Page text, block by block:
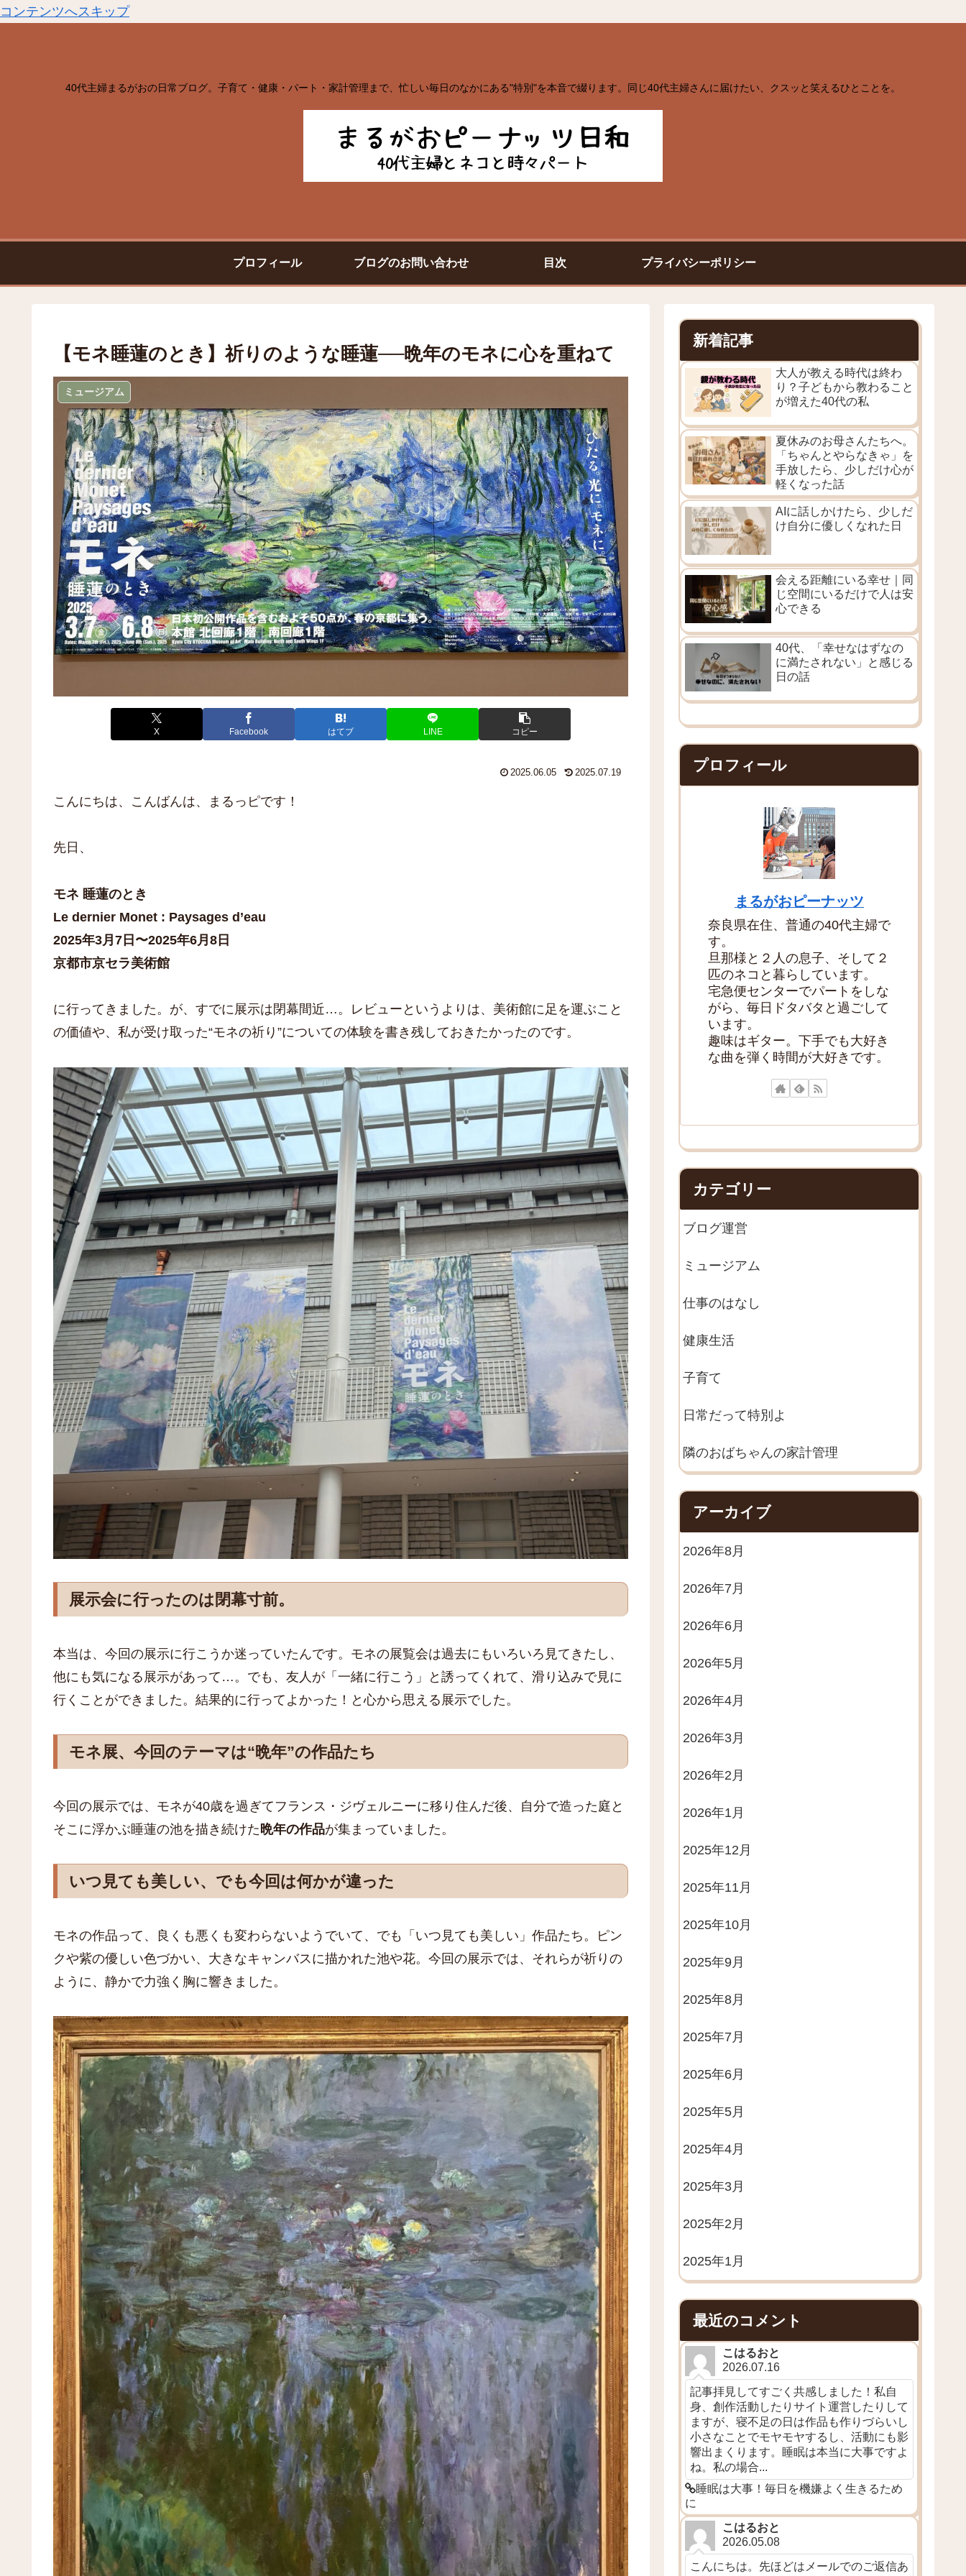
コンテンツへスキップ
40代主婦まるがおの日常ブログ。子育て・健康・パート・家計管理まで、忙しい毎日のなかにある"特別"を本音で綴ります。同じ40代主婦さんに届けたい、クスッと笑えるひとことを。
プロフィール ブログのお問い合わせ 目次 プライバシーポリシー
【モネ睡蓮のとき】祈りのような睡蓮──晩年のモネに心を重ねて
ミュージアム
X Facebook はてブ LINE コピー
2025.06.05 2025.07.19
こんにちは、こんばんは、まるっピです！
先日、
モネ 睡蓮のとき
Le dernier Monet : Paysages d’eau
2025年3月7日〜2025年6月8日
京都市京セラ美術館
に行ってきました。が、すでに展示は閉幕間近…。レビューというよりは、美術館に足を運ぶこと
の価値や、私が受け取った“モネの祈り”についての体験を書き残しておきたかったのです。
展示会に行ったのは閉幕寸前。
本当は、今回の展示に行こうか迷っていたんです。モネの展覧会は過去にもいろいろ見てきたし、
他にも気になる展示があって…。でも、友人が「一緒に行こう」と誘ってくれて、滑り込みで見に
行くことができました。結果的に行ってよかった！と心から思える展示でした。
モネ展、今回のテーマは“晩年”の作品たち
今回の展示では、モネが40歳を過ぎてフランス・ジヴェルニーに移り住んだ後、自分で造った庭と
そこに浮かぶ睡蓮の池を描き続けた 晩年の作品が集まっていました。
いつ見ても美しい、でも今回は何かが違った
モネの作品って、良くも悪くも変わらないようでいて、でも「いつ見ても美しい」作品たち。ピン
クや紫の優しい色づかい、大きなキャンバスに描かれた池や花。今回の展示では、それらが祈りの
ように、静かで力強く胸に響きました。
新着記事
大人が教える時代は終わ
り？子どもから教わること
が増えた40代の私
夏休みのお母さんたちへ。
「ちゃんとやらなきゃ」を
手放したら、少しだけ心が
軽くなった話
AIに話しかけたら、少しだ
け自分に優しくなれた日
会える距離にいる幸せ｜同
じ空間にいるだけで人は安
心できる
40代、「幸せなはずなの
に満たされない」と感じる
日の話
プロフィール
まるがおピーナッツ
奈良県在住、普通の40代主婦で
す。
旦那様と２人の息子、そして２
匹のネコと暮らしています。
宅急便センターでパートをしな
がら、毎日ドタバタと過ごして
います。
趣味はギター。下手でも大好き
な曲を弾く時間が大好きです。
カテゴリー
ブログ運営
ミュージアム
仕事のはなし
健康生活
子育て
日常だって特別よ
隣のおばちゃんの家計管理
アーカイブ
2026年8月
2026年7月
2026年6月
2026年5月
2026年4月
2026年3月
2026年2月
2026年1月
2025年12月
2025年11月
2025年10月
2025年9月
2025年8月
2025年7月
2025年6月
2025年5月
2025年4月
2025年3月
2025年2月
2025年1月
最近のコメント
こはるおと
2026.07.16
記事拝見してすごく共感しました！私自
身、創作活動したりサイト運営したりして
ますが、寝不足の日は作品も作りづらいし
小さなことでモヤモヤするし、活動にも影
響出まくります。睡眠は本当に大事ですよ
ね。私の場合...
睡眠は大事！毎日を機嫌よく生きるため
に
こはるおと
2026.05.08
こんにちは。先ほどはメールでのご返信あ